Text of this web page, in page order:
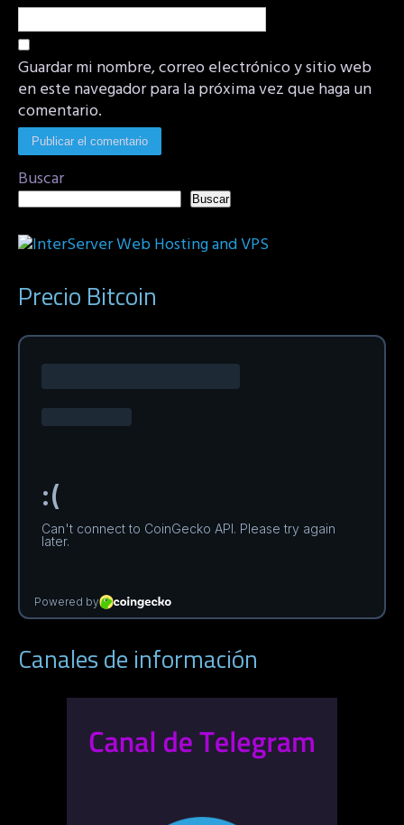
Guardar mi nombre, correo electrónico y sitio web
en este navegador para la próxima vez que haga un
comentario.
Buscar
Buscar
Precio Bitcoin
Canales de información